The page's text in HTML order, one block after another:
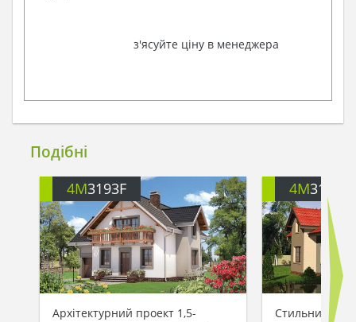
з'ясуйте ціну в менеджера
Подібні
4M3193F
Архітектурний проект 1,5-
4M3193I
Стильний